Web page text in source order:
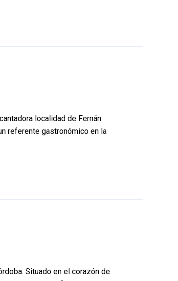
localidad de Fernán
referente gastronómico en la
Situado en el corazón de